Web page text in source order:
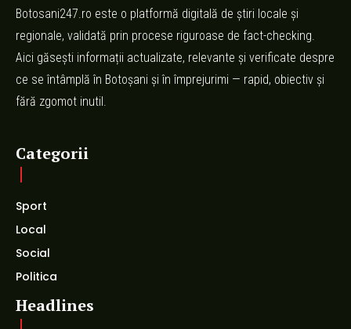
Botosani247.ro este o platformă digitală de știri locale și
regionale, validată prin procese riguroase de fact-checking.
Aici găsești informații actualizate, relevante și verificate despre
ce se întâmplă în Botoșani și în împrejurimi — rapid, obiectiv și
fără zgomot inutil.
Categorii
Sport
Local
Social
Politica
Headlines